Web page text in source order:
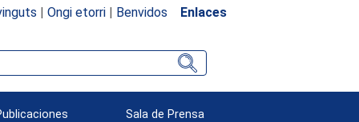
| Ongi etorri| Benvidos Enlaces
Sala de Prensa